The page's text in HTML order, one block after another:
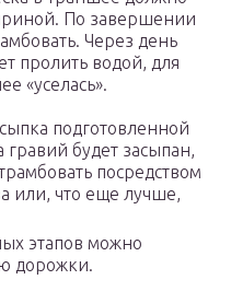
По завершении
Через день
пролить водой, для
«уселась».
подготовленной
будет засыпан,
посредством
или, что еще лучше,
этапов можно
дорожки.